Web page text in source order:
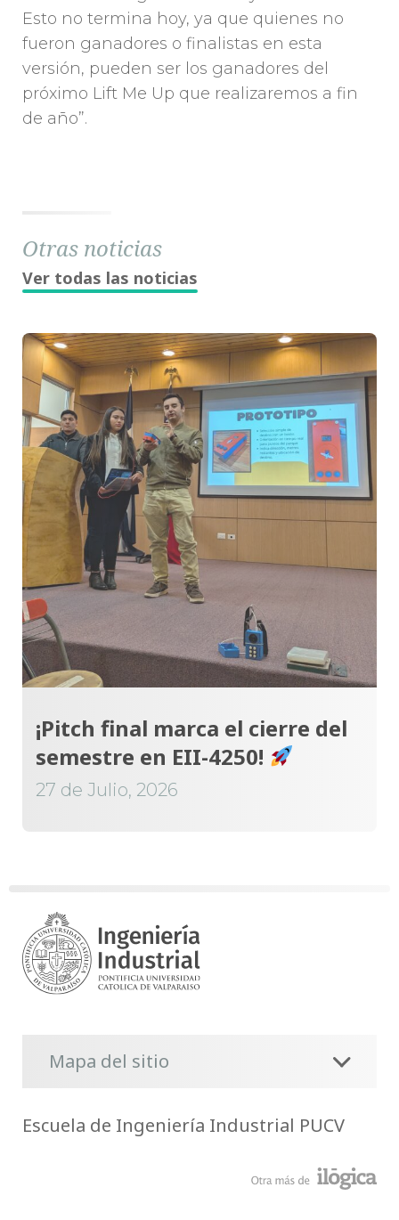
Esto no termina hoy, ya que quienes no
fueron ganadores o finalistas en esta
versión, pueden ser los ganadores del
próximo Lift Me Up que realizaremos a fin
de año”.
Otras noticias
Ver todas las noticias
¡Pitch final marca el cierre del
semestre en EII-4250!
27 de Julio, 2026
Mapa del sitio
Escuela de Ingeniería Industrial PUCV